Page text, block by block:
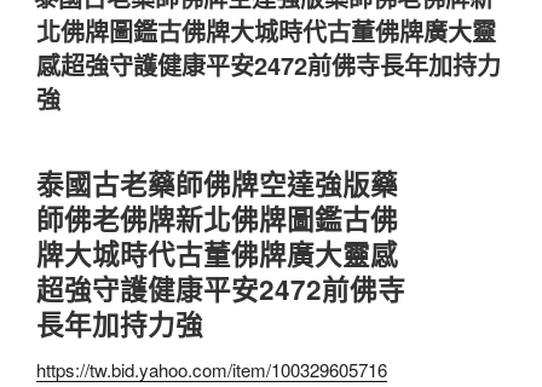
北佛牌圖鑑古佛牌大城時代古董佛牌廣大靈
感超強守護健康平安2472前佛寺長年加持力
強
泰國古老藥師佛牌空達強版藥
師佛老佛牌新北佛牌圖鑑古佛
牌大城時代古董佛牌廣大靈感
超強守護健康平安2472前佛寺
長年加持力強
https://tw.bid.yahoo.com/item/100329605716